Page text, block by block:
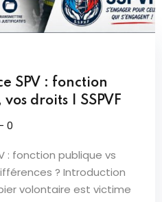
SPV : fonction
droits | SSPVF
- 0
: fonction publique vs
? Introduction
volontaire est victime